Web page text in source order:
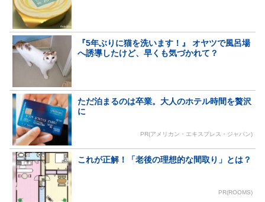
『5年ぶりに猫を洗います！』 オヤツで風呂場
へ誘導したけど、早くも気づかれて？
ただ泊まるのは卒業。大人のホテル時間を贅沢
に
PR(アメリカン・エキスプレス・ジャパン)
これが正解！「老後の理想的な間取り」とは？
PR(ROOMS)